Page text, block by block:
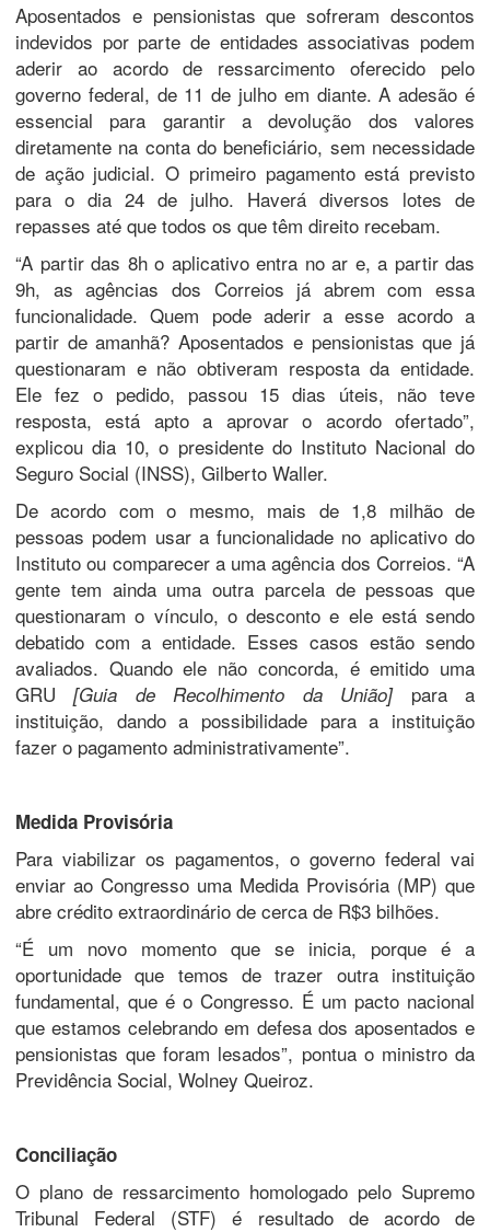
Aposentados e pensionistas que sofreram descontos
indevidos por parte de entidades associativas podem
aderir ao acordo de ressarcimento oferecido pelo
governo federal, de 11 de julho em diante. A adesão é
essencial para garantir a devolução dos valores
diretamente na conta do beneficiário, sem necessidade
de ação judicial. O primeiro pagamento está previsto
para o dia 24 de julho. Haverá diversos lotes de
repasses até que todos os que têm direito recebam.
“A partir das 8h o aplicativo entra no ar e, a partir das
9h, as agências dos Correios já abrem com essa
funcionalidade. Quem pode aderir a esse acordo a
partir de amanhã? Aposentados e pensionistas que já
questionaram e não obtiveram resposta da entidade.
Ele fez o pedido, passou 15 dias úteis, não teve
resposta, está apto a aprovar o acordo ofertado”,
explicou dia 10, o presidente do Instituto Nacional do
Seguro Social (INSS), Gilberto Waller.
De acordo com o mesmo, mais de 1,8 milhão de
pessoas podem usar a funcionalidade no aplicativo do
Instituto ou comparecer a uma agência dos Correios. “A
gente tem ainda uma outra parcela de pessoas que
questionaram o vínculo, o desconto e ele está sendo
debatido com a entidade. Esses casos estão sendo
avaliados. Quando ele não concorda, é emitido uma
GRU[Guia de Recolhimento da União]para a
instituição, dando a possibilidade para a instituição
fazer o pagamento administrativamente”.
Medida Provisória
Para viabilizar os pagamentos, o governo federal vai
enviar ao Congresso uma Medida Provisória (MP) que
abre crédito extraordinário de cerca de R$3 bilhões.
“É um novo momento que se inicia, porque é a
oportunidade que temos de trazer outra instituição
fundamental, que é o Congresso. É um pacto nacional
que estamos celebrando em defesa dos aposentados e
pensionistas que foram lesados”, pontua o ministro da
Previdência Social, Wolney Queiroz.
Conciliação
O plano de ressarcimento homologado pelo Supremo
Tribunal Federal (STF) é resultado de acordo de